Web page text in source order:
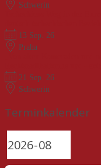
Schwerin
13 Sep. 26
Praha
21 Sep. 26
Schwerin
Terminkalender